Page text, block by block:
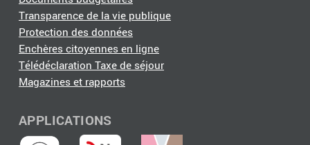
Transparence de la vie publique
Protection des données
Enchères citoyennes en ligne
Télédéclaration Taxe de séjour
Magazines et rapports
APPLICATIONS